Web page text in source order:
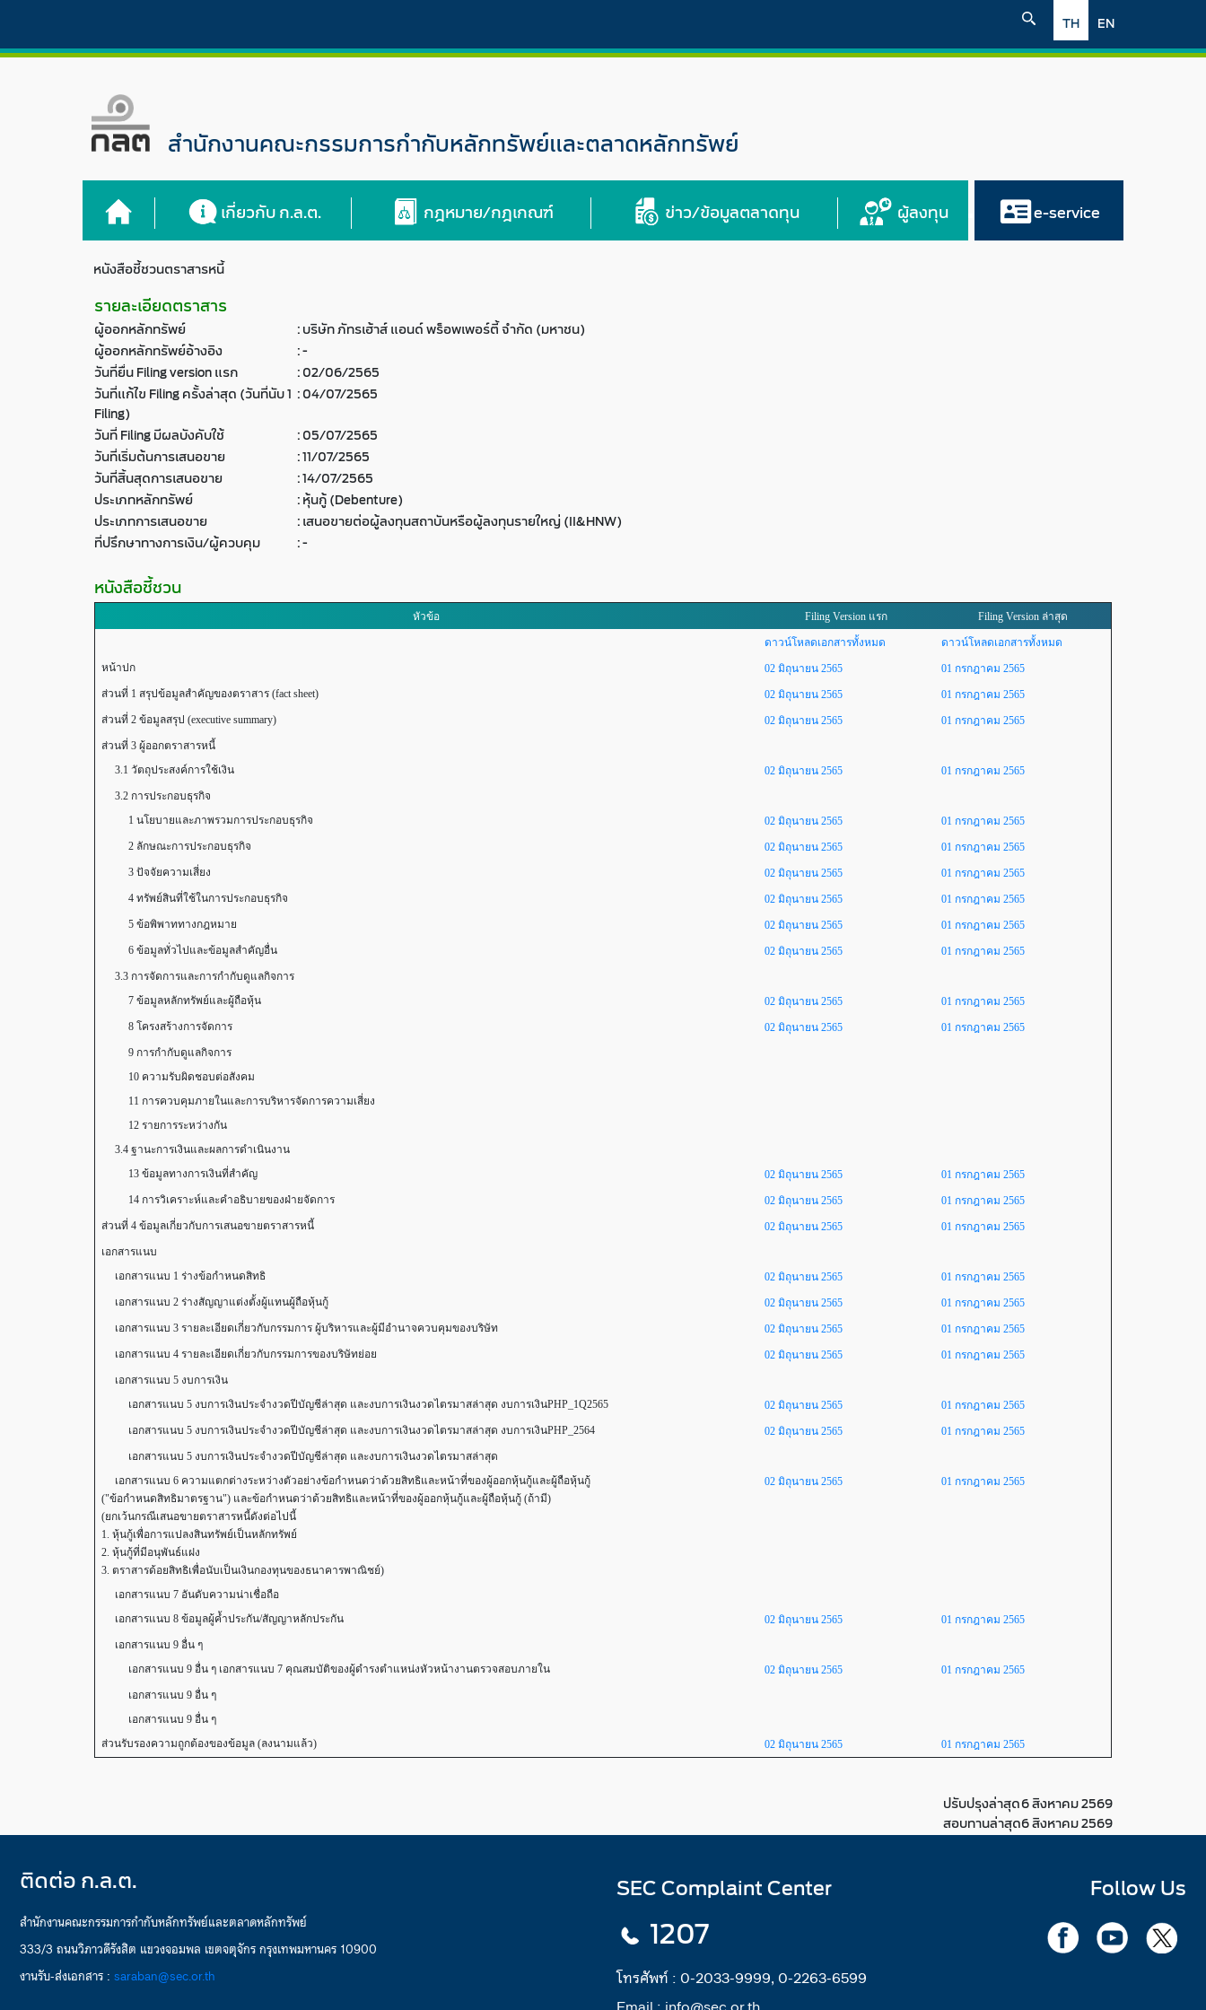
EN
TH
สำนักงานคณะกรรมการกำกับหลักทรัพย์และตลาดหลักทรัพย์
เกี่ยวกับ ก.ล.ต. กฎหมาย/กฎเกณฑ์ ข่าว/ข้อมูลตลาดทุน ผู้ลงทุน e-service
หนังสือชี้ชวนตราสารหนี้
รายละเอียดตราสาร
ผู้ออกหลักทรัพย์ :บริษัท ภัทรเฮ้าส์ แอนด์ พร็อพเพอร์ตี้ จำกัด (มหาชน)
ผู้ออกหลักทรัพย์อ้างอิง
:-
วันที่ยื่น Filing version แรก
:02/06/2565
วันที่แก้ไข Filing ครั้งล่าสุด (วันที่นับ 1
Filing)
:04/07/2565
วันที่ Filing มีผลบังคับใช้
:05/07/2565
วันที่เริ่มต้นการเสนอขาย
:11/07/2565
วันที่สิ้นสุดการเสนอขาย
:14/07/2565
ประเภทหลักทรัพย์
:หุ้นกู้ (Debenture)
ประเภทการเสนอขาย
:เสนอขายต่อผู้ลงทุนสถาบันหรือผู้ลงทุนรายใหญ่ (II&HNW)
ที่ปรึกษาทางการเงิน/ผู้ควบคุม
:-
หนังสือชี้ชวน
หัวข้อ Filing Version แรก Filing Version ล่าสุด
ดาวน์โหลดเอกสารทั้งหมด
ดาวน์โหลดเอกสารทั้งหมด
หน้าปก
02 มิถุนายน 2565
01 กรกฎาคม 2565
ส่วนที่ 1 สรุปข้อมูลสำคัญของตราสาร (fact sheet)
02 มิถุนายน 2565
01 กรกฎาคม 2565
ส่วนที่ 2 ข้อมูลสรุป (executive summary)
02 มิถุนายน 2565
01 กรกฎาคม 2565
ส่วนที่ 3 ผู้ออกตราสารหนี้
3.1 วัตถุประสงค์การใช้เงิน
02 มิถุนายน 2565
01 กรกฎาคม 2565
3.2 การประกอบธุรกิจ
1 นโยบายและภาพรวมการประกอบธุรกิจ
02 มิถุนายน 2565
01 กรกฎาคม 2565
2 ลักษณะการประกอบธุรกิจ
02 มิถุนายน 2565
01 กรกฎาคม 2565
3 ปัจจัยความเสี่ยง
02 มิถุนายน 2565
01 กรกฎาคม 2565
4 ทรัพย์สินที่ใช้ในการประกอบธุรกิจ
02 มิถุนายน 2565
01 กรกฎาคม 2565
5 ข้อพิพาททางกฎหมาย
02 มิถุนายน 2565
01 กรกฎาคม 2565
6 ข้อมูลทั่วไปและข้อมูลสำคัญอื่น
02 มิถุนายน 2565
01 กรกฎาคม 2565
3.3 การจัดการและการกำกับดูแลกิจการ
7 ข้อมูลหลักทรัพย์และผู้ถือหุ้น
02 มิถุนายน 2565
01 กรกฎาคม 2565
8 โครงสร้างการจัดการ
02 มิถุนายน 2565
01 กรกฎาคม 2565
9 การกำกับดูแลกิจการ
10 ความรับผิดชอบต่อสังคม
11 การควบคุมภายในและการบริหารจัดการความเสี่ยง
12 รายการระหว่างกัน
3.4 ฐานะการเงินและผลการดำเนินงาน
13 ข้อมูลทางการเงินที่สำคัญ
02 มิถุนายน 2565
01 กรกฎาคม 2565
14 การวิเคราะห์และคำอธิบายของฝ่ายจัดการ
02 มิถุนายน 2565
01 กรกฎาคม 2565
ส่วนที่ 4 ข้อมูลเกี่ยวกับการเสนอขายตราสารหนี้
02 มิถุนายน 2565
01 กรกฎาคม 2565
เอกสารแนบ
เอกสารแนบ 1 ร่างข้อกำหนดสิทธิ
02 มิถุนายน 2565
01 กรกฎาคม 2565
เอกสารแนบ 2 ร่างสัญญาแต่งตั้งผู้แทนผู้ถือหุ้นกู้
02 มิถุนายน 2565
01 กรกฎาคม 2565
เอกสารแนบ 3 รายละเอียดเกี่ยวกับกรรมการ ผู้บริหารและผู้มีอำนาจควบคุมของบริษัท
02 มิถุนายน 2565
01 กรกฎาคม 2565
เอกสารแนบ 4 รายละเอียดเกี่ยวกับกรรมการของบริษัทย่อย
02 มิถุนายน 2565
01 กรกฎาคม 2565
เอกสารแนบ 5 งบการเงิน
เอกสารแนบ 5 งบการเงินประจำงวดปีบัญชีล่าสุด และงบการเงินงวดไตรมาสล่าสุด งบการเงินPHP_1Q2565
02 มิถุนายน 2565
01 กรกฎาคม 2565
เอกสารแนบ 5 งบการเงินประจำงวดปีบัญชีล่าสุด และงบการเงินงวดไตรมาสล่าสุด งบการเงินPHP_2564
02 มิถุนายน 2565
01 กรกฎาคม 2565
เอกสารแนบ 5 งบการเงินประจำงวดปีบัญชีล่าสุด และงบการเงินงวดไตรมาสล่าสุด
เอกสารแนบ 6 ความแตกต่างระหว่างตัวอย่างข้อกำหนดว่าด้วยสิทธิและหน้าที่ของผู้ออกหุ้นกู้และผู้ถือหุ้นกู้
("ข้อกำหนดสิทธิมาตรฐาน") และข้อกำหนดว่าด้วยสิทธิและหน้าที่ของผู้ออกหุ้นกู้และผู้ถือหุ้นกู้ (ถ้ามี)
(ยกเว้นกรณีเสนอขายตราสารหนี้ดังต่อไปนี้
1. หุ้นกู้เพื่อการแปลงสินทรัพย์เป็นหลักทรัพย์
2. หุ้นกู้ที่มีอนุพันธ์แฝง
3. ตราสารด้อยสิทธิเพื่อนับเป็นเงินกองทุนของธนาคารพาณิชย์)
02 มิถุนายน 2565 01 กรกฎาคม 2565
เอกสารแนบ 7 อันดับความน่าเชื่อถือ
เอกสารแนบ 8 ข้อมูลผู้ค้ำประกัน/สัญญาหลักประกัน
02 มิถุนายน 2565
01 กรกฎาคม 2565
เอกสารแนบ 9 อื่น ๆ
เอกสารแนบ 9 อื่น ๆ เอกสารแนบ 7 คุณสมบัติของผู้ดำรงตำแหน่งหัวหน้างานตรวจสอบภายใน
02 มิถุนายน 2565
01 กรกฎาคม 2565
เอกสารแนบ 9 อื่น ๆ
เอกสารแนบ 9 อื่น ๆ
ส่วนรับรองความถูกต้องของข้อมูล (ลงนามแล้ว)
02 มิถุนายน 2565 01 กรกฎาคม 2565
ปรับปรุงล่าสุด6 สิงหาคม 2569
สอบทานล่าสุด6 สิงหาคม 2569
ติดต่อ ก.ล.ต.
สำนักงานคณะกรรมการกำกับหลักทรัพย์และตลาดหลักทรัพย์
333/3 ถนนวิภาวดีรังสิต แขวงจอมพล เขตจตุจักร กรุงเทพมหานคร 10900
งานรับ-ส่งเอกสาร : saraban@sec.or.th
SEC Complaint Center
1207
โทรศัพท์ : 0-2033-9999, 0-2263-6599
Follow Us